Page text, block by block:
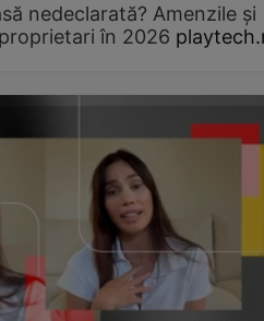
nedeclarată? Amenzile și
în 2026